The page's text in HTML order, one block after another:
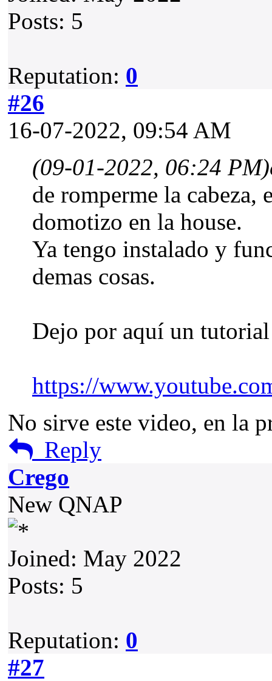
Posts: 5
Reputation: 0
#26
16-07-2022, 09:54 AM
(09-01-2022, 06:24 PM)
de romperme la cabeza,
domotizo en la house.
Ya tengo instalado y
demas cosas.
Dejo por aquí un
https://
No sirve este video, en la
Reply
Crego
New QNAP
Joined: May 2022
Posts: 5
Reputation: 0
#27